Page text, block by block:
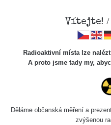
Adrianov
Vítejte! /
Radioaktivní místa lze
A proto jsme tady my,
Děláme občanská měření a
zvýšenou